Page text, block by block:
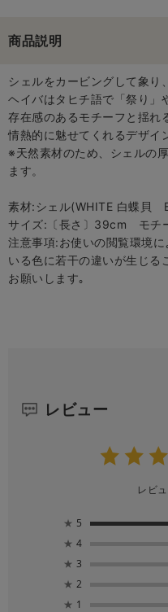
商品説明
シェルをカービングして象り
ヘイバはタヒチ語で「祭り」
存在感のあるモチーフと揺れ
情熱的に魅せてくれるデザイ
※天然素材のため、シェルの
ます。
素材:シェル(WHITE 白蝶
サイズ:〔長さ〕39cm モチ
注意事項:お使いの閲覧環境
いる色に若干の違いが生じる
お願いします｡
レビュー
レビ
★ 5
★ 4
★ 3
★ 2
★ 1